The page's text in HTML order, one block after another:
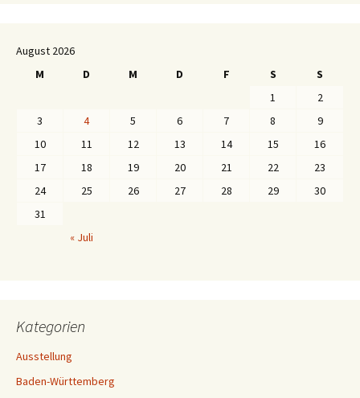
August 2026
M
D M D F S
S
1
2
3
4 5 6 7 8
9
10
11 12 13 14 15
16
17
18 19 20 21 22
23
24
25 26 27 28 29
30
31
« Juli
Kategorien
Ausstellung
Baden-Württemberg